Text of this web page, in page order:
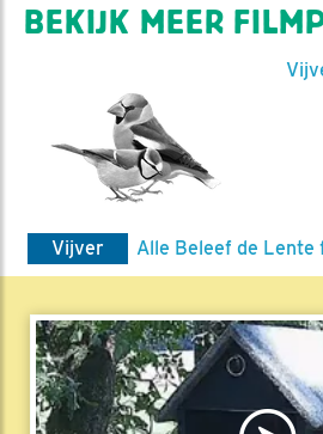
BEKIJK MEER
Vijver Alle Beleef de Lente